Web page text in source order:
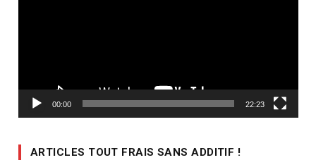
00:00 22:23
ARTICLES TOUT FRAIS SANS ADDITIF !